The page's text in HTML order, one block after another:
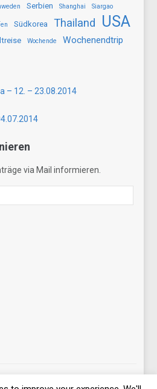
Serbien Shanghai Siargao
Südkorea Thailand USA
Wochende Wochenendtrip
– 12. – 23.08.2014
via Mail informieren.